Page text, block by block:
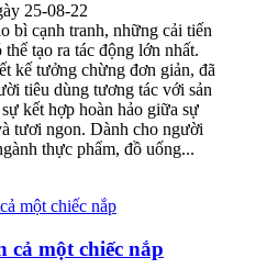
25-08-22
bì cạnh tranh, những cải tiến
tạo ra tác động lớn nhất.
kế tưởng chừng đơn giản, đã
tiêu dùng tương tác với sản
kết hợp hoàn hảo giữa sự
tươi ngon. Dành cho người
thực phẩm, đồ uống...
cả một chiếc nắp